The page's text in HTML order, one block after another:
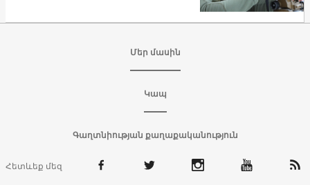
Մեր մասին
Կապ
Գաղտնիության քաղաքականություն
Հետևեք մեզ